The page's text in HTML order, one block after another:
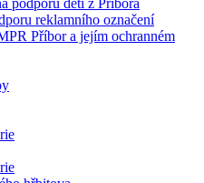
podporu dětí z Příbora
reklamního označení
Příbor a jejím ochranném